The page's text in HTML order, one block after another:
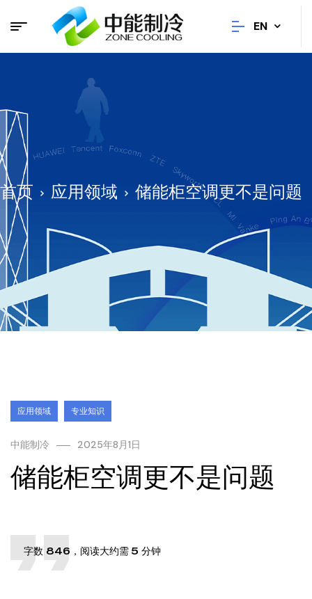
EN
首页 应用领域 储能柜空调更不是问题
应用领域 专业知识
中能制冷 2025年8月1日
储能柜空调更不是问题
字数 846，阅读大约需 5 分钟